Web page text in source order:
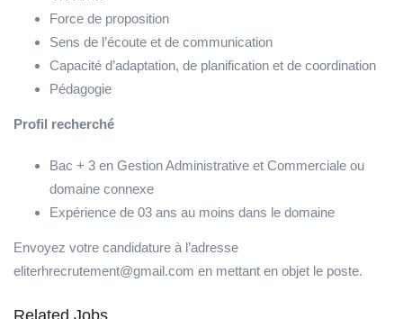
Force de proposition
Sens de l’écoute et de communication
Capacité d’adaptation, de planification et de coordination
Pédagogie
Profil recherché
Bac + 3 en Gestion Administrative et Commerciale ou
domaine connexe
Expérience de 03 ans au moins dans le domaine
Envoyez votre candidature à l’adresse
eliterhrecrutement@gmail.com en mettant en objet le poste.
Related Jobs